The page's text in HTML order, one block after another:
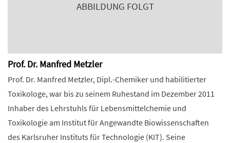
ABBILDUNG FOLGT
Prof. Dr. Manfred Metzler
Prof. Dr. Manfred Metzler, Dipl.-Chemiker und habilitierter
Toxikologe, war bis zu seinem Ruhestand im Dezember 2011
Inhaber des Lehrstuhls für Lebensmittelchemie und
Toxikologie am Institut für Angewandte Biowissenschaften
des Karlsruher Instituts für Technologie (KIT). Seine